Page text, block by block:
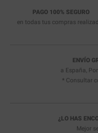
PAGO 100% SEGURO
en todas tus compras
ENVÍO
a España,
* Consultar
¿LO HAS
Mejor